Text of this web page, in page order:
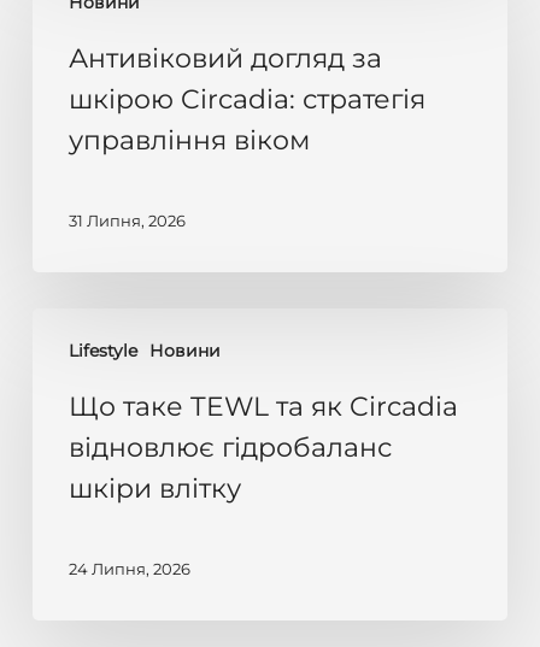
догляд
стратегія
віком
Антивіковий догляд за
шкірою Circadia: стратегія
управління віком
31 Липня, 2026
Lifestyle Новини
таке
TEWL
Circadia
гідробаланс
Що таке TEWL та як Circadia
відновлює гідробаланс
шкіри влітку
24 Липня, 2026